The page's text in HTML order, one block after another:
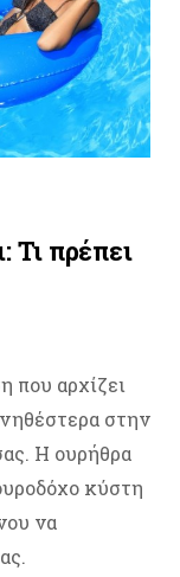
Τι πρέπει
που αρχίζει
στην
Η ουρήθρα
κύστη
να